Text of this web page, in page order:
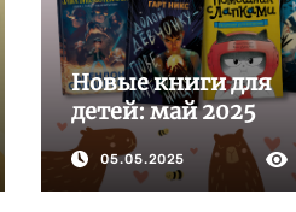
Новые книги для
детей: май 2025
05.05.2025